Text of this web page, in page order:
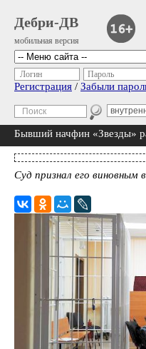
Дебри-ДВ
мобильная версия
Логин Пароль
Регистрация / Забыли
Бывший начфин «Звезды»
Суд признал его виновным